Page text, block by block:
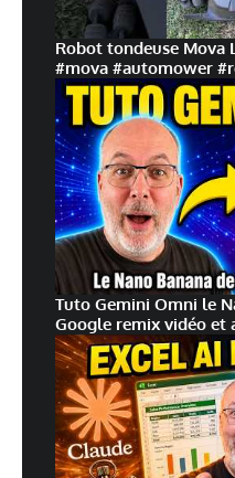
Robot tondeuse Mova
#mova #automower
Tuto Gemini Omni le
Google remix vidéo et